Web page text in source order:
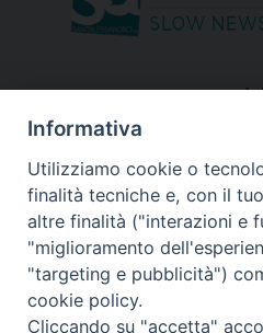
Informativa
Utilizziamo cookie o
finalità tecniche e, con il
altre finalità ("interazioni e
"miglioramento
"targeting e pubblicità")
cookie policy.
Cliccando su "accetta"